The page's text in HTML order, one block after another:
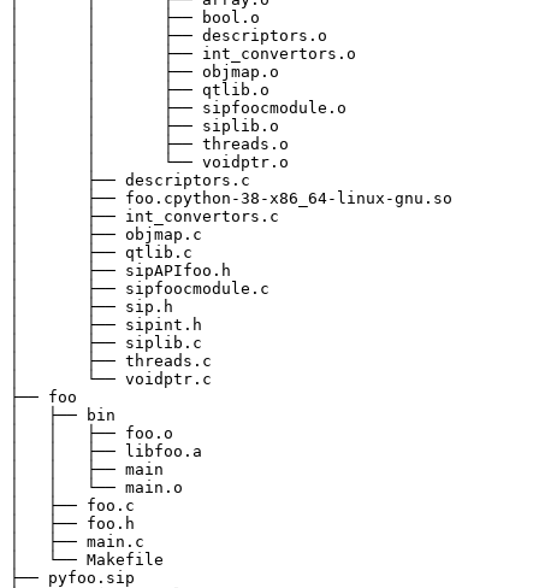
│       │       ├── bool.o
│       │       ├── descriptors.o
│       │       ├── int_convertors.o
│       │       ├── objmap.o
│       │       ├── qtlib.o
│       │       ├── sipfoocmodule.o
│       │       ├── siplib.o
│       │       ├── threads.o
│       │       └── voidptr.o
│       ├── descriptors.c
│       ├── foo.cpython-38-x86_64-linux-gnu.so
│       ├── int_convertors.c
│       ├── objmap.c
│       ├── qtlib.c
│       ├── sipAPIfoo.h
│       ├── sipfoocmodule.c
│       ├── sip.h
│       ├── sipint.h
│       ├── siplib.c
│       ├── threads.c
│       └── voidptr.c
├── foo
│   ├── bin
│   │   ├── foo.o
│   │   ├── libfoo.a
│   │   ├── main
│   │   └── main.o
│   ├── foo.c
│   ├── foo.h
│   ├── main.c
│   └── Makefile
├── pyfoo.sip